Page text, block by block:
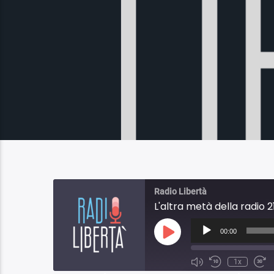
Radio Libertà
L'altra metà della radio
Play
Episode
Audio
Player
00:00
1x